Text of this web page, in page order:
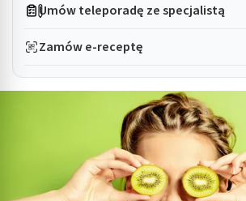
Umów teleporadę ze specjalistą
Zamów e-receptę